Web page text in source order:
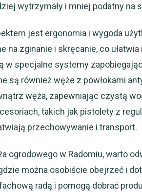
wytrzymały i mniej podatny na
jest ergonomia i wygoda
na zginanie i skręcanie, co
w specjalne systemy
są również węże z powłokami
węża, zapewniając czystą
takich jak pistolety z
przechowywanie i transport.
ogrodowego w Radomiu, warto
można osobiście obejrzeć i
radą i pomogą dobrać